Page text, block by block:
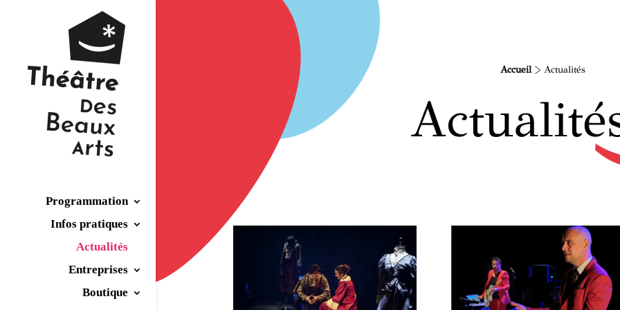
Programmation
Infos pratiques
Actualités
Entreprises
Boutique
Accueil> Actualités